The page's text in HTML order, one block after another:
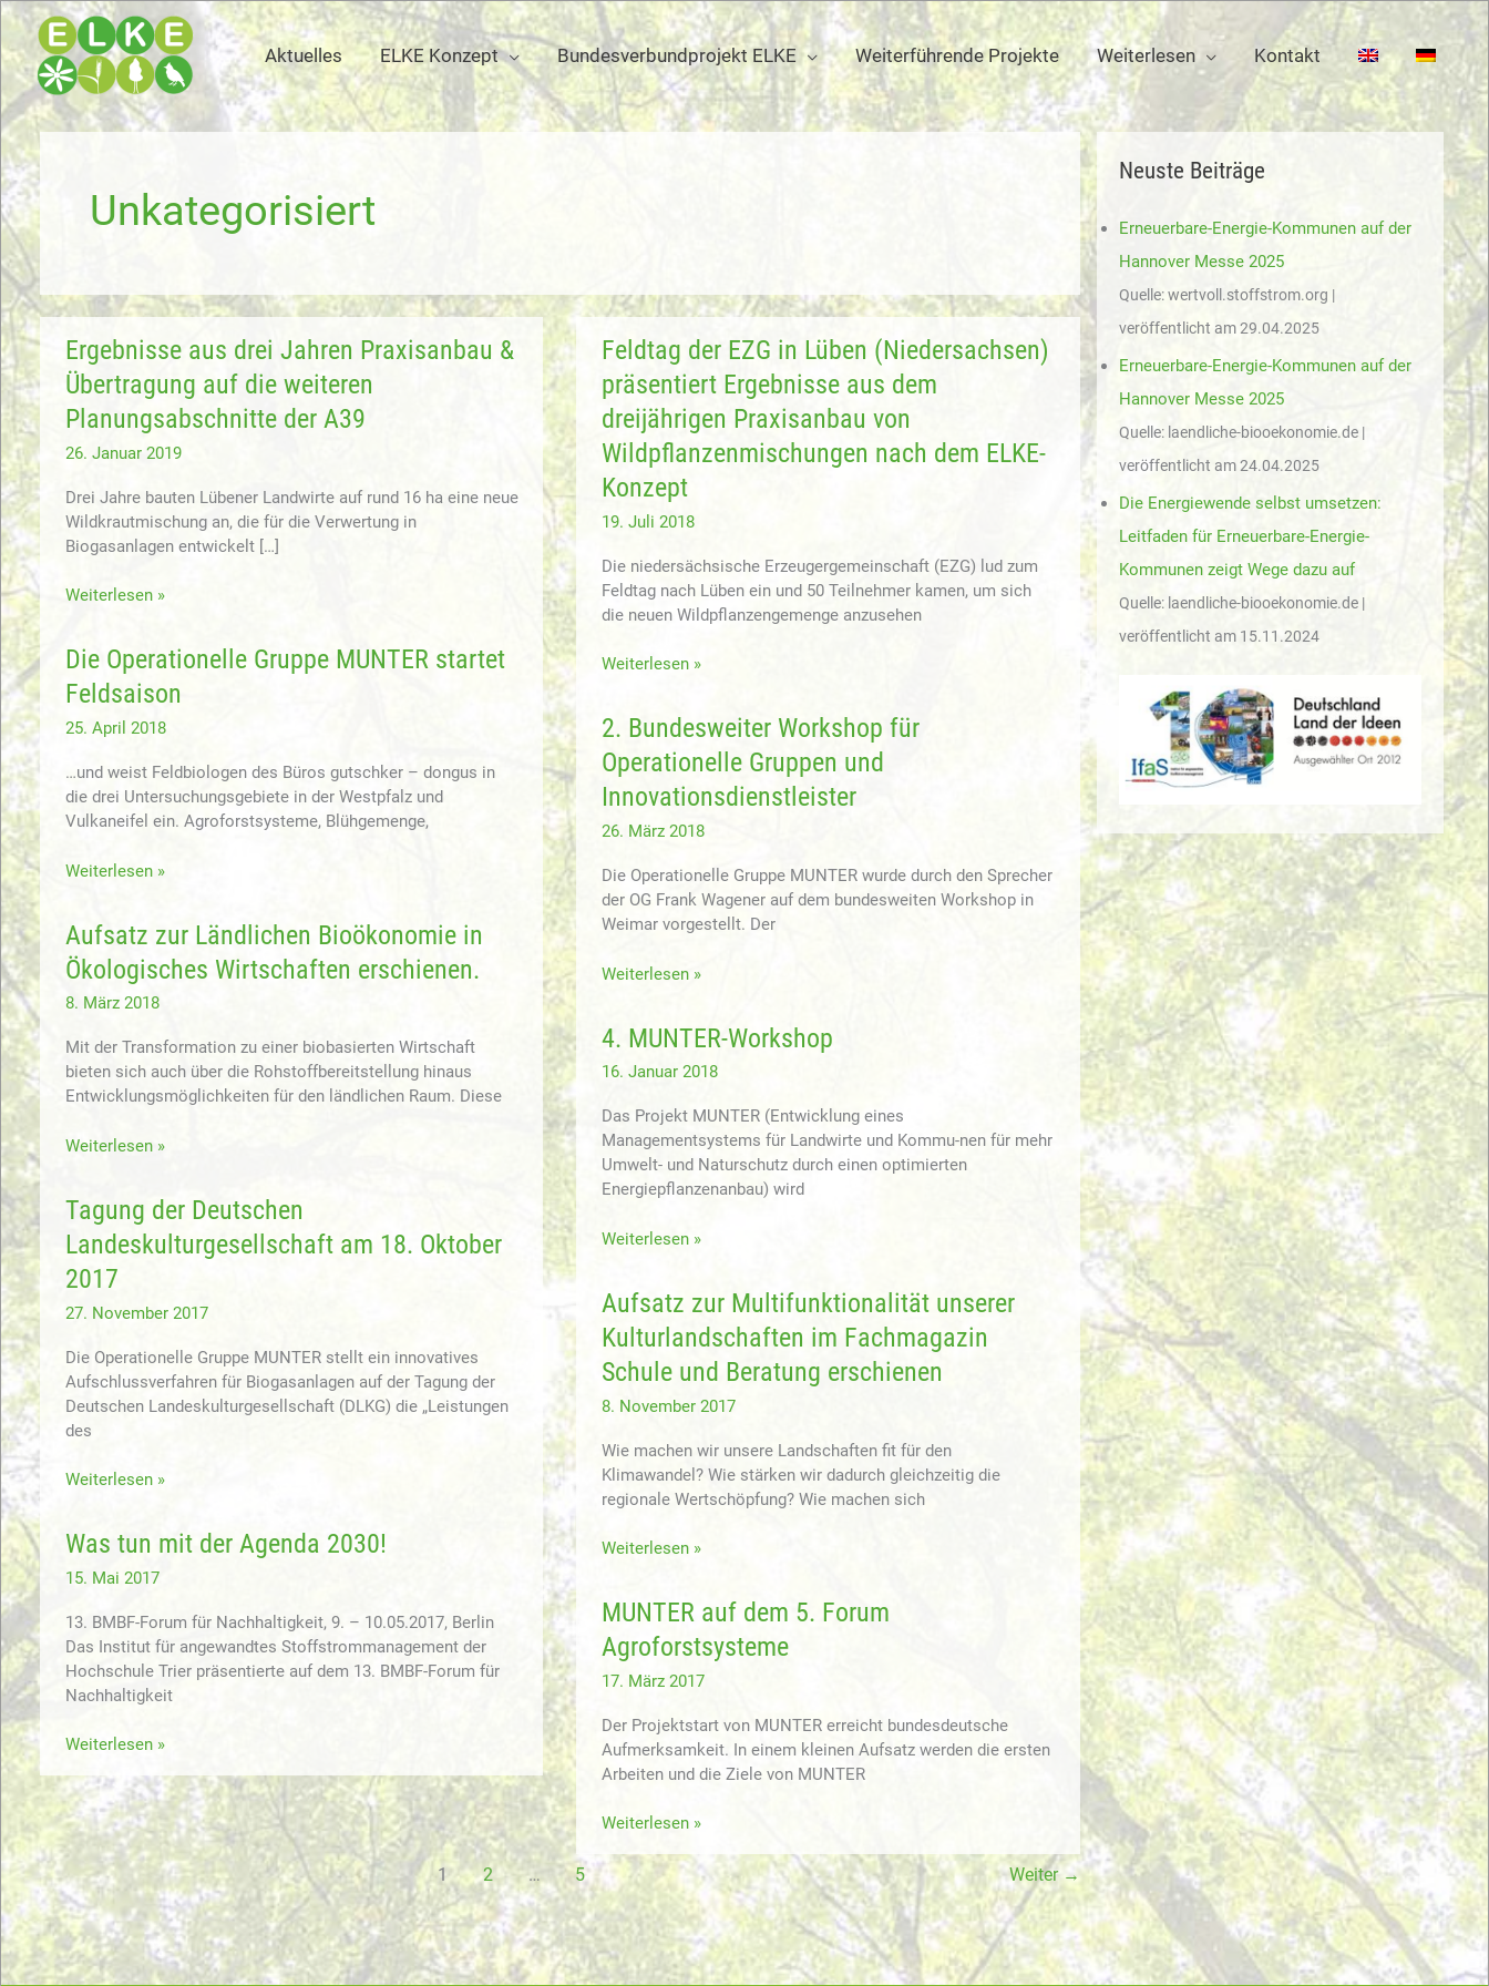
Zum
Inhalt
springen
Aktuelles ELKE Konzept Bundesverbundprojekt ELKE Weiterführende Projekte Weiterlesen Kontakt
Unkategorisiert
Ergebnisse aus drei Jahren Praxisanbau &
Übertragung auf die weiteren
Planungsabschnitte der A39
26. Januar 2019
Drei Jahre bauten Lübener Landwirte auf rund 16 ha eine neue
Wildkrautmischung an, die für die Verwertung in
Biogasanlagen entwickelt […]
Ergebnisse
Jahren
Praxisanbau
Übertragung
auf
die
weiteren
der
Weiterlesen »
Feldtag der EZG in Lüben (Niedersachsen)
präsentiert Ergebnisse aus dem
dreijährigen Praxisanbau von
Wildpflanzenmischungen nach dem ELKE-
Konzept
19. Juli 2018
Die niedersächsische Erzeugergemeinschaft (EZG) lud zum
Feldtag nach Lüben ein und 50 Teilnehmer kamen, um sich
die neuen Wildpflanzengemenge anzusehen
Feldtag
in
Lüben
(Niedersachsen)
präsentiert
Ergebnisse
dem
dreijährigen
Praxisanbau
Wildpflanzenmischungen
dem
ELKE-
Konzept
Weiterlesen »
Die Operationelle Gruppe MUNTER startet
Feldsaison
25. April 2018
…und weist Feldbiologen des Büros gutschker – dongus in
die drei Untersuchungsgebiete in der Westpfalz und
Vulkaneifel ein. Agroforstsysteme, Blühgemenge,
Die
MUNTER
startet
Weiterlesen »
2. Bundesweiter Workshop für
Operationelle Gruppen und
Innovationsdienstleister
26. März 2018
Die Operationelle Gruppe MUNTER wurde durch den Sprecher
der OG Frank Wagener auf dem bundesweiten Workshop in
Weimar vorgestellt. Der
2.
für
Operationelle
und
Innovationsdienstleister
Weiterlesen »
Aufsatz zur Ländlichen Bioökonomie in
Ökologisches Wirtschaften erschienen.
8. März 2018
Mit der Transformation zu einer biobasierten Wirtschaft
bieten sich auch über die Rohstoffbereitstellung hinaus
Entwicklungsmöglichkeiten für den ländlichen Raum. Diese
Aufsatz
Bioökonomie
Ökologisches
Wirtschaften
erschienen.
Weiterlesen »
4. MUNTER-Workshop
16. Januar 2018
Das Projekt MUNTER (Entwicklung eines
Managementsystems für Landwirte und Kommu-nen für mehr
Umwelt- und Naturschutz durch einen optimierten
Energiepflanzenanbau) wird
4.
Weiterlesen »
Tagung der Deutschen
Landeskulturgesellschaft am 18. Oktober
2017
27. November 2017
Die Operationelle Gruppe MUNTER stellt ein innovatives
Aufschlussverfahren für Biogasanlagen auf der Tagung der
Deutschen Landeskulturgesellschaft (DLKG) die „Leistungen
des
Tagung
Landeskulturgesellschaft
am
Oktober
2017
Weiterlesen »
Aufsatz zur Multifunktionalität unserer
Kulturlandschaften im Fachmagazin
Schule und Beratung erschienen
8. November 2017
Wie machen wir unsere Landschaften fit für den
Klimawandel? Wie stärken wir dadurch gleichzeitig die
regionale Wertschöpfung? Wie machen sich
Aufsatz
unserer
Kulturlandschaften
Fachmagazin
Schule
und
Beratung
Weiterlesen »
Was tun mit der Agenda 2030!
15. Mai 2017
13. BMBF-Forum für Nachhaltigkeit, 9. – 10.05.2017, Berlin
Das Institut für angewandtes Stoffstrommanagement der
Hochschule Trier präsentierte auf dem 13. BMBF-Forum für
Nachhaltigkeit
Was
mit
der
Agenda
Weiterlesen »
MUNTER auf dem 5. Forum
Agroforstsysteme
17. März 2017
Der Projektstart von MUNTER erreicht bundesdeutsche
Aufmerksamkeit. In einem kleinen Aufsatz werden die ersten
Arbeiten und die Ziele von MUNTER
MUNTER
dem
5.
Forum
Agroforstsysteme
Weiterlesen »
1 2 … 5 Weiter →
Neuste Beiträge
Erneuerbare-Energie-Kommunen auf der
Hannover Messe 2025
Quelle: wertvoll.stoffstrom.org
veröffentlicht am 29.04.2025
Erneuerbare-Energie-Kommunen auf der
Hannover Messe 2025
Quelle: laendliche-biooekonomie.de
veröffentlicht am 24.04.2025
Die Energiewende selbst umsetzen:
Leitfaden für Erneuerbare-Energie-
Kommunen zeigt Wege dazu auf
Quelle: laendliche-biooekonomie.de
veröffentlicht am 15.11.2024